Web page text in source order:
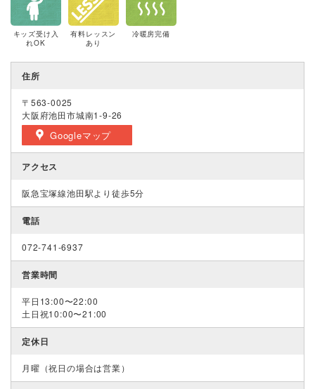
キッズ受け入
れOK
有料レッスン
あり
冷暖房完備
住所
〒563-0025
大阪府池田市城南1‐9‐26
Googleマップ
アクセス
阪急宝塚線池田駅より徒歩5分
電話
072-741-6937
営業時間
平日13:00〜22:00
土日祝10:00〜21:00
定休日
月曜（祝日の場合は営業）